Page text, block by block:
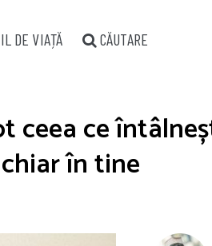
DE VIAȚĂ CĂUTARE
ceea ce
în tine